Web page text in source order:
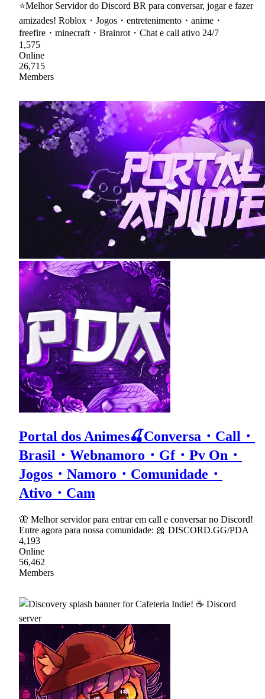
⭐Melhor Servidor do Discord BR para conversar, jogar e fazer
amizades! Roblox・Jogos・entretenimento・anime・
freefire・minecraft・Brainrot・Chat e call ativo 24/7
1,575
Online
26,715
Members
Portal dos Animes🍒Conversa・Call・
Brasil・Webnamoro・Gf・Pv On・
Jogos・Namoro・Comunidade・
Ativo・Cam
🦋 Melhor servidor para entrar em call e conversar no Discord!
Entre agora para nossa comunidade: 🎀 DISCORD.GG/PDA
4,193
Online
56,462
Members